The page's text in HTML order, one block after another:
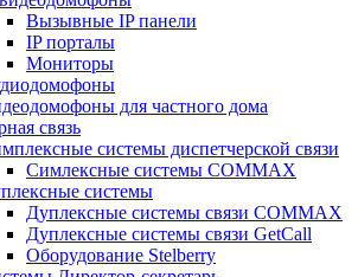
Вызывные IP панели
IP порталы
Мониторы
для частного дома
связь
системы диспетчерской связи
Симлексные системы COMMAX
системы
Дуплексные системы связи COMMAX
Дуплексные системы связи GetCall
Оборудование Stelberry